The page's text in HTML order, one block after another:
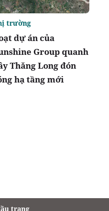
dự án của
Group quanh
Thăng Long đón
hạ tầng mới
trường
trang